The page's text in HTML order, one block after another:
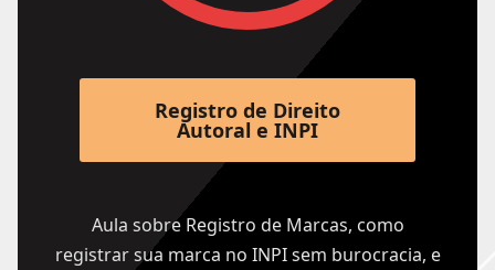
Registro de Direito
Autoral e INPI
Aula sobre Registro de Marcas, como
registrar sua marca no INPI sem burocracia, e